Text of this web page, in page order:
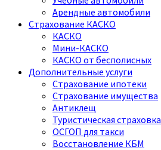
Арендные автомобили
Страхование КАСКО
КАСКО
Мини-КАСКО
КАСКО от бесполисных
Дополнительные услуги
Страхование ипотеки
Страхование имущества
Антиклещ
Туристическая страховка
ОСГОП для такси
Восстановление КБМ